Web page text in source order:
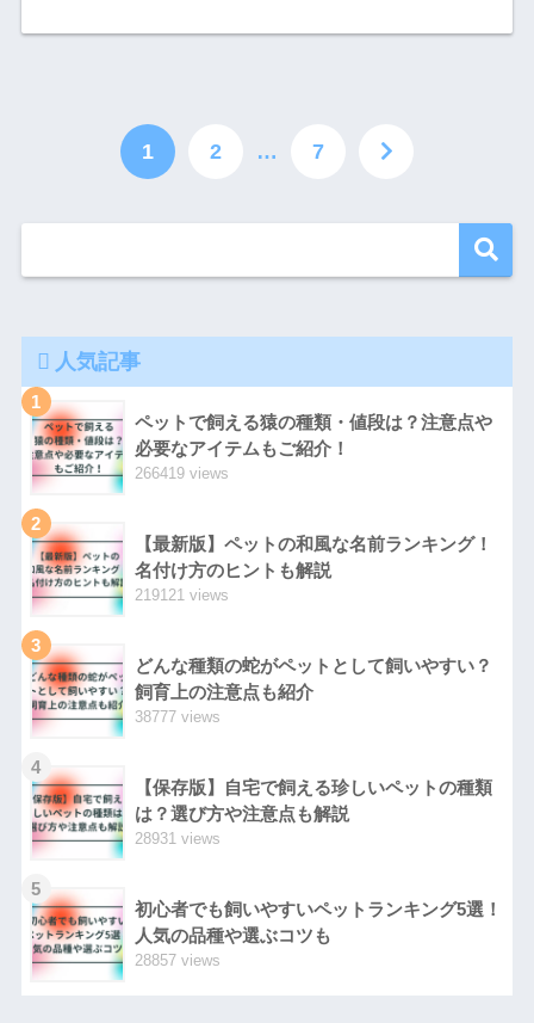
1 2 … 7
人気記事
1
ペットで飼える猿の種類・値段は？注意点や
必要なアイテムもご紹介！
266419 views
2
【最新版】ペットの和風な名前ランキング！
名付け方のヒントも解説
219121 views
3
どんな種類の蛇がペットとして飼いやすい？
飼育上の注意点も紹介
38777 views
4
【保存版】自宅で飼える珍しいペットの種類
は？選び方や注意点も解説
28931 views
5
初心者でも飼いやすいペットランキング5選！
人気の品種や選ぶコツも
28857 views